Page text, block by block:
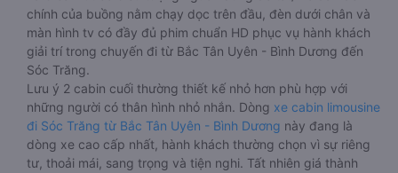
chính của buồng nằm chạy dọc trên đầu, đèn dưới chân và
màn hình tv có đầy đủ phim chuẩn HD phục vụ hành khách
giải trí trong chuyến đi từ Bắc Tân Uyên - Bình Dương đến
Sóc Trăng.
Lưu ý 2 cabin cuối thường thiết kế nhỏ hơn phù hợp với
những người có thân hình nhỏ nhắn. Dòng xe cabin limousine
đi Sóc Trăng từ Bắc Tân Uyên - Bình Dương này đang là
dòng xe cao cấp nhất, hành khách thường chọn vì sự riêng
tư, thoải mái, sang trọng và tiện nghi. Tất nhiên giá thành